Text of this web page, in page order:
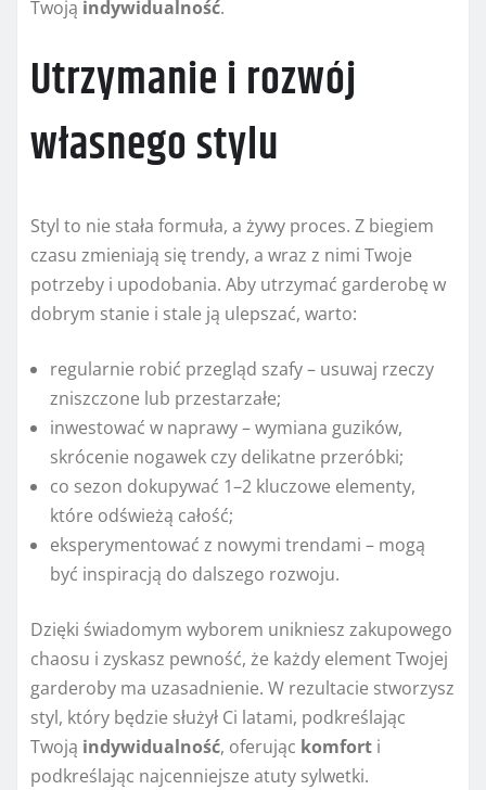
Twoją indywidualność.
Utrzymanie i rozwój
własnego stylu
Styl to nie stała formuła, a żywy proces. Z biegiem
czasu zmieniają się trendy, a wraz z nimi Twoje
potrzeby i upodobania. Aby utrzymać garderobę w
dobrym stanie i stale ją ulepszać, warto:
regularnie robić przegląd szafy – usuwaj rzeczy
zniszczone lub przestarzałe;
inwestować w naprawy – wymiana guzików,
skrócenie nogawek czy delikatne przeróbki;
co sezon dokupywać 1–2 kluczowe elementy,
które odświeżą całość;
eksperymentować z nowymi trendami – mogą
być inspiracją do dalszego rozwoju.
Dzięki świadomym wyborem unikniesz zakupowego
chaosu i zyskasz pewność, że każdy element Twojej
garderoby ma uzasadnienie. W rezultacie stworzysz
styl, który będzie służył Ci latami, podkreślając
Twoją indywidualność, oferując komfort i
podkreślając najcenniejsze atuty sylwetki.